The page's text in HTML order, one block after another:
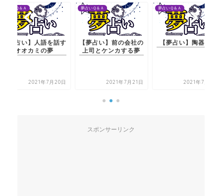
夢占いＱ＆Ａ
【夢占い】人語を話す
オオカミの夢
2021年7月20日
夢占いＱ＆Ａ
【夢占い】前の会社の
上司とケンカする夢
2021年7月21日
夢占いＱ＆Ａ
【夢占い】陶器の夢
2021年7月21日
スポンサーリンク